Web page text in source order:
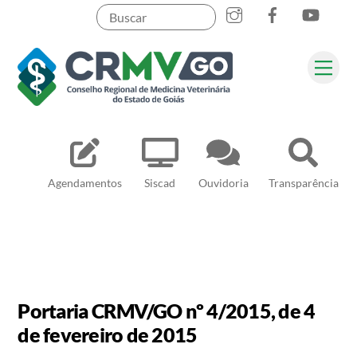
content
Agendamentos Siscad Ouvidoria Transparência
Pesquisar
Portaria CRMV/GO nº 4/2015, de 4
de fevereiro de 2015